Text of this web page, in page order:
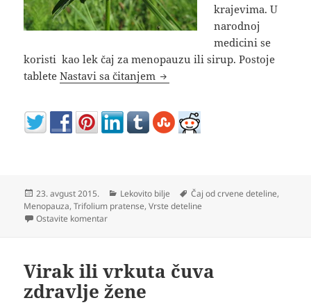
krajevima. U
narodnoj
medicini se
koristi kao lek čaj za menopauzu ili sirup. Postoje
tableteNastavi sa čitanjem Crvena detelina kao lek i čaj
Objavljeno
23. avgust 2015. Kategorije
Lekovito bilje Oznake
Čaj od crvene deteline,
Menopauza,Trifolium pratense,Vrste deteline
Ostavite komentarna Crvena detelina kao lek i čaj za menopauzu
Virak ili vrkuta čuva
zdravlje žene